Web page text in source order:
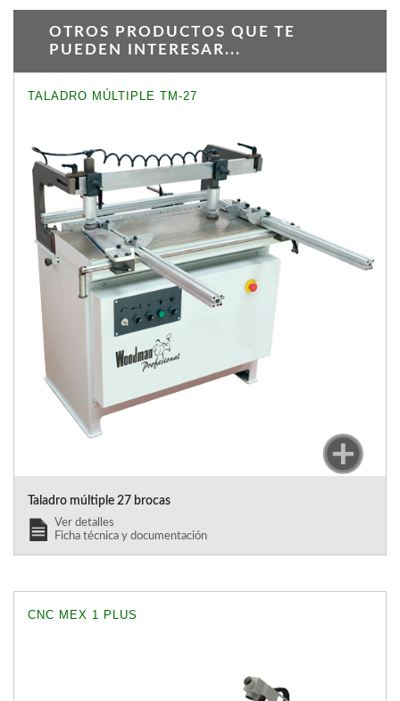
OTROS PRODUCTOS QUE TE
PUEDEN INTERESAR...
TALADRO MÚLTIPLE TM-27
Taladro múltiple 27 brocas
Ver detalles
Ficha técnica y documentación
CNC MEX 1 PLUS